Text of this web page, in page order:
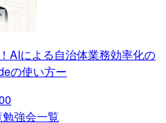
AIによる自治体業務効率化の
の使い方ー
勉強会一覧